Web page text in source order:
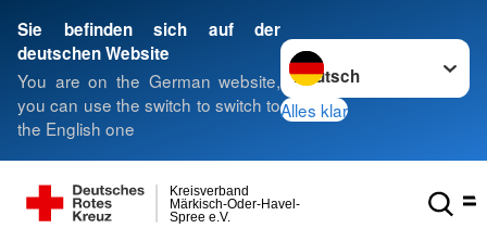
Sie befinden sich auf der
deutschen Website
You are on the German website,
you can use the switch to switch to
the English one
Sprache wechseln zu
Alles klar
Spree e.V.
Märkisch-Oder-Havel-
Kreisverband